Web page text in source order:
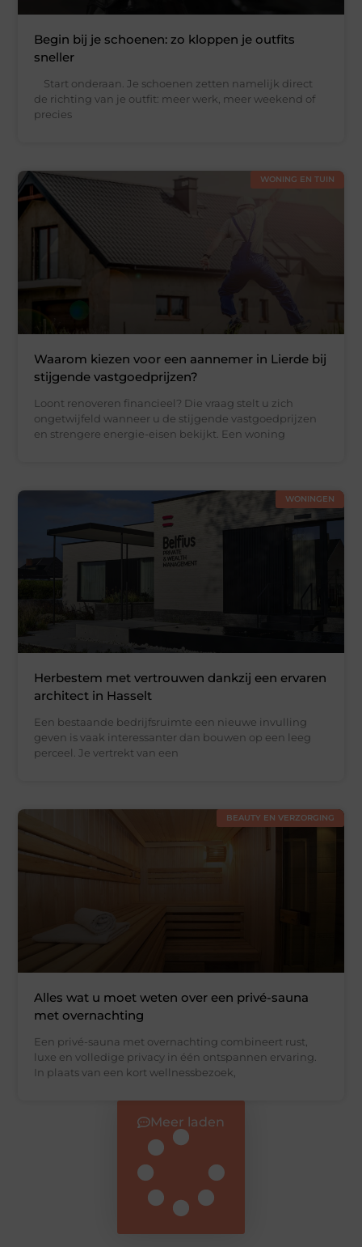
Begin bij je schoenen: zo kloppen je outfits
sneller
Start onderaan. Je schoenen zetten namelijk direct
de richting van je outfit: meer werk, meer weekend of
precies
WONING EN TUIN
Waarom kiezen voor een aannemer in Lierde bij
stijgende vastgoedprijzen?
Loont renoveren financieel? Die vraag stelt u zich
ongetwijfeld wanneer u de stijgende vastgoedprijzen
en strengere energie-eisen bekijkt. Een woning
WONINGEN
Herbestem met vertrouwen dankzij een ervaren
architect in Hasselt
Een bestaande bedrijfsruimte een nieuwe invulling
geven is vaak interessanter dan bouwen op een leeg
perceel. Je vertrekt van een
BEAUTY EN VERZORGING
Alles wat u moet weten over een privé-sauna
met overnachting
Een privé-sauna met overnachting combineert rust,
luxe en volledige privacy in één ontspannen ervaring.
In plaats van een kort wellnessbezoek,
Meer laden